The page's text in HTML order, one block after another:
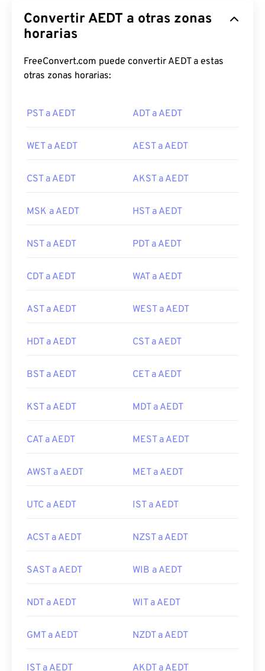
Convertir AEDT a otras zonas
horarias
FreeConvert.com puede convertir AEDT a estas
otras zonas horarias:
PST a AEDT ADT a AEDT
WET a AEDT AEST a AEDT
CST a AEDT AKST a AEDT
MSK a AEDT HST a AEDT
NST a AEDT PDT a AEDT
CDT a AEDT WAT a AEDT
AST a AEDT WEST a AEDT
HDT a AEDT CST a AEDT
BST a AEDT CET a AEDT
KST a AEDT MDT a AEDT
CAT a AEDT MEST a AEDT
AWST a AEDT MET a AEDT
UTC a AEDT IST a AEDT
ACST a AEDT NZST a AEDT
SAST a AEDT WIB a AEDT
NDT a AEDT WIT a AEDT
GMT a AEDT NZDT a AEDT
IST a AEDT AKDT a AEDT